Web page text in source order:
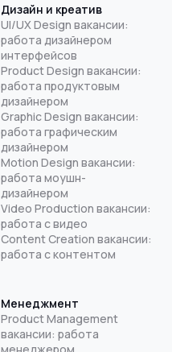
Дизайн и креатив
UI/UX Design вакансии:
работа дизайнером
интерфейсов
Product Design вакансии:
работа продуктовым
дизайнером
Graphic Design вакансии:
работа графическим
дизайнером
Motion Design вакансии:
работа моушн-
дизайнером
Video Production вакансии:
работа с видео
Content Creation вакансии:
работа с контентом
Менеджмент
Product Management
вакансии: работа